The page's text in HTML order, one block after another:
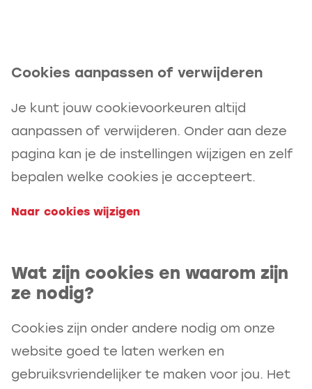
Cookies aanpassen of verwijderen
Je kunt jouw cookievoorkeuren altijd
aanpassen of verwijderen. Onder aan deze
pagina kan je de instellingen wijzigen en zelf
bepalen welke cookies je accepteert.
Naar cookies wijzigen
Wat zijn cookies en waarom zijn
ze nodig?
Cookies zijn onder andere nodig om onze
website goed te laten werken en
gebruiksvriendelijker te maken voor jou. Het